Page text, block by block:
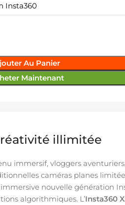
Insta360
Au Panier
Maintenant
illimitée
immersif, vloggers
caméras planes
nouvelle génération
algorithmiques. L’Insta360